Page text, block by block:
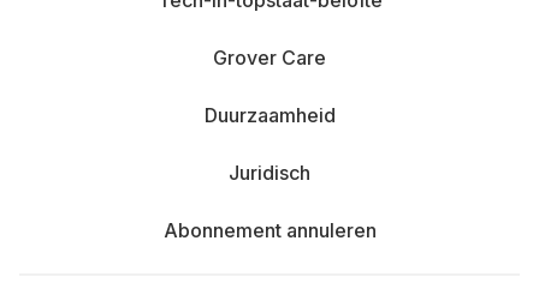
Grover Care
Duurzaamheid
Juridisch
Abonnement annuleren